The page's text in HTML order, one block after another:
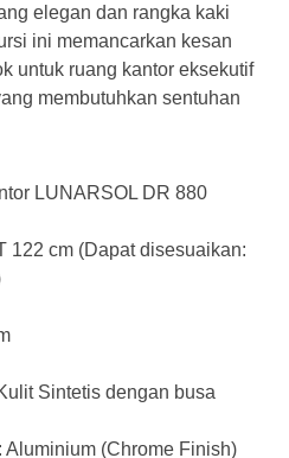
elegan dan rangka kaki
ini memancarkan kesan
untuk ruang kantor eksekutif
membutuhkan sentuhan
LUNARSOL DR 880
122 cm (Dapat disesuaikan:
Sintetis dengan busa
(Chrome Finish)